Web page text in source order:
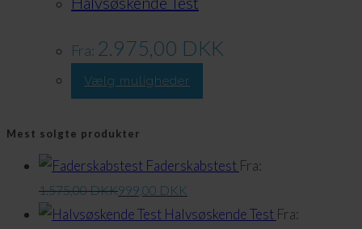
vælges
på
Fra: 2.975,00 DKK
Vælg muligheder
produkt
varianter.
kan
Mest solgte produkter
Faderskabstest Fra:
1.575,00DKK999,00 DKK
Halvsøskende Test Fra: